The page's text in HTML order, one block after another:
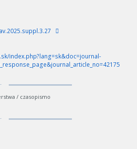
index.php?lang=sk&doc=journal-
/ czasopismo